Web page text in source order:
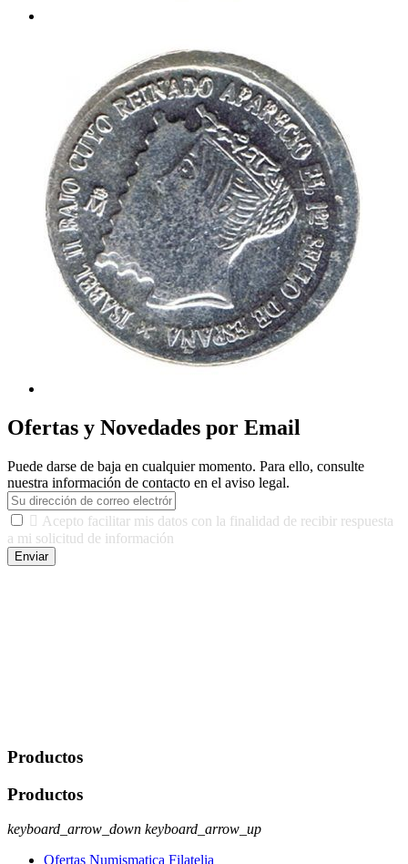
Ofertas y Novedades por Email
Puede darse de baja en cualquier momento. Para ello, consulte
nuestra información de contacto en el aviso legal.
 Acepto facilitar mis datos con la finalidad de recibir respuesta
a mi solicitud de información
Enviar
Productos
Productos
keyboard_arrow_down keyboard_arrow_up
Ofertas Numismatica Filatelia